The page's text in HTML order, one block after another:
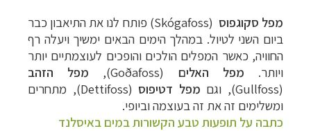
מפל סקוגפוס (
Skógafoss) פותח לנו את התיאבון כבר
ביום השני לטיול. במהלך הימים הבאים ימשיך ויעלה רף
החוויה, כאשר המפלים הולכים והופכים לעוצמתיים יותר
ויותר. מפל האלים (
Goðafoss
), מפל הזהב
(
Gullfoss), וגם מפל דטיפוס (
Dettifoss), מתחרים
ומשלימים זה את זה בעוצמה וביופי.
כתבה על תופעות טבע הקשורות במים באיסלנד